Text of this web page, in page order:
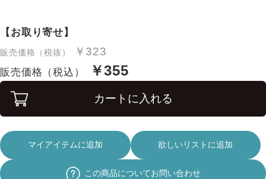
【お取り寄せ】
販売価格（税抜） ￥323
販売価格（税込） ￥355
カートに入れる
マイアイテムに追加 欲しいリストに追加
この商品についてお問い合わせ